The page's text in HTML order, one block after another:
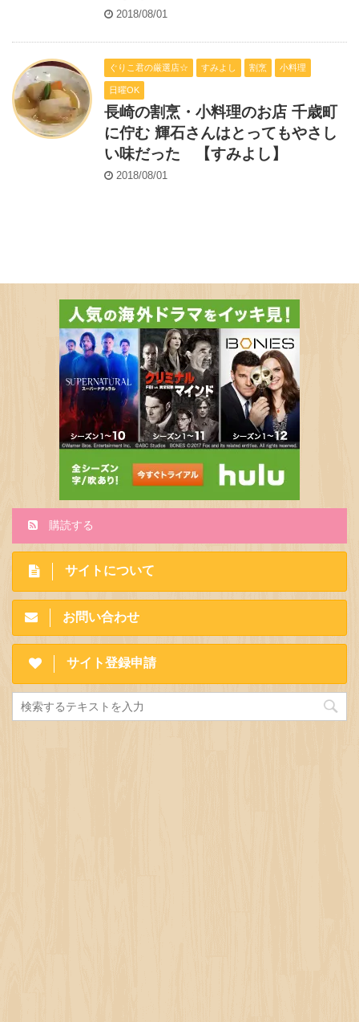
2018/08/01
ぐりこ君の厳選店☆ すみよし 割烹 小料理
日曜OK
長崎の割烹・小料理のお店 千歳町
に佇む 輝石さんはとってもやさし
い味だった 【すみよし】
2018/08/01
購読する
サイトについて
お問い合わせ
サイト登録申請